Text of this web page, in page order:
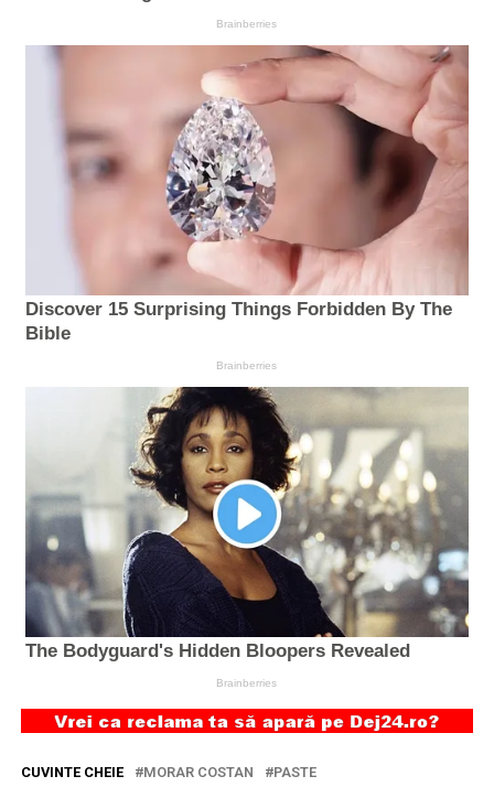
CUVINTE CHEIE MORAR COSTAN PASTE